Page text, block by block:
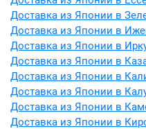
Доставка из Японии в
Доставка из Японии в
Доставка из Японии в
Доставка из Японии в
Доставка из Японии в
Доставка из Японии в
Доставка из Японии в
Доставка из Японии в